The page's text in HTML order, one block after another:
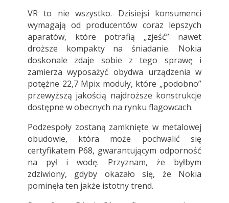
VR to nie wszystko. Dzisiejsi konsumenci
wymagają od producentów coraz lepszych
aparatów, które potrafią „zjeść” nawet
droższe kompakty na śniadanie. Nokia
doskonale zdaje sobie z tego sprawę i
zamierza wyposażyć obydwa urządzenia w
potężne 22,7 Mpix moduły, które „podobno”
przewyższą jakością najdroższe konstrukcje
dostępne w obecnych na rynku flagowcach.
Podzespoły zostaną zamknięte w metalowej
obudowie, która może pochwalić się
certyfikatem P68, gwarantującym odporność
na pył i wodę. Przyznam, że byłbym
zdziwiony, gdyby okazało się, że Nokia
pominęła ten jakże istotny trend.